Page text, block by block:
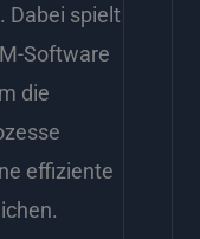
Dabei spielt
Software
die
effiziente